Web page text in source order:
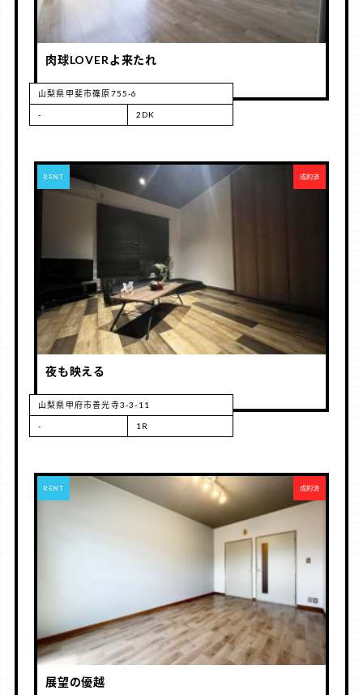
肉球LOVERよ来たれ
山梨県甲斐市篠原755-6
- 2DK
RENT 成約済
夜も映える
山梨県甲府市善光寺3-3-11
- 1R
RENT 成約済
展望の優越